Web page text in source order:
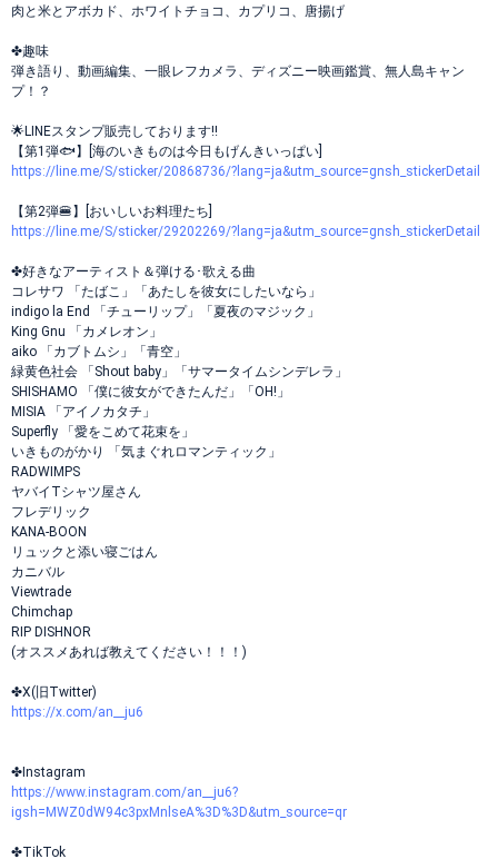
肉と米とアボカド、ホワイトチョコ、カプリコ、唐揚げ
✤趣味
弾き語り、動画編集、一眼レフカメラ、ディズニー映画鑑賞、無人島キャン
プ！？
🌟LINEスタンプ販売しております!!
【第1弾🐟】[海のいきものは今日もげんきいっぱい]
https://line.me/S/sticker/20868736/?lang=ja&utm_source=gnsh_stickerDetail
【第2弾🍔】[おいしいお料理たち]
https://line.me/S/sticker/29202269/?lang=ja&utm_source=gnsh_stickerDetail
✤好きなアーティスト＆弾ける･歌える曲
コレサワ 「たばこ」「あたしを彼女にしたいなら」
indigo la End 「チューリップ」「夏夜のマジック」
King Gnu 「カメレオン」
aiko 「カブトムシ」「青空」
緑黄色社会 「Shout baby」「サマータイムシンデレラ」
SHISHAMO 「僕に彼女ができたんだ」「OH!」
MISIA 「アイノカタチ」
Superfly 「愛をこめて花束を」
いきものがかり 「気まぐれロマンティック」
RADWIMPS
ヤバイTシャツ屋さん
フレデリック
KANA-BOON
リュックと添い寝ごはん
カニバル
Viewtrade
Chimchap
RIP DISHNOR
(オススメあれば教えてください！！！)
✤X(旧Twitter)
https://x.com/an__ju6
✤Instagram
https://www.instagram.com/an__ju6?
igsh=MWZ0dW94c3pxMnlseA%3D%3D&utm_source=qr
✤TikTok